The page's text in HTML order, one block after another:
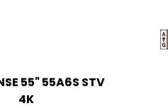
55" 55A6S STV
4K